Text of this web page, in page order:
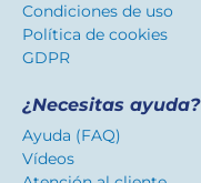
Condiciones de uso
Política de cookies
GDPR
¿Necesitas ayuda?
Ayuda (FAQ)
Vídeos